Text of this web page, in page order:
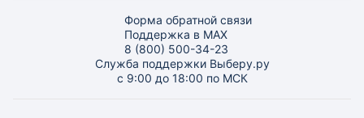
Форма обратной связи
Поддержка в MAX
8 (800) 500-34-23
Служба поддержки Выберу.ру
с 9:00 до 18:00 по МСК